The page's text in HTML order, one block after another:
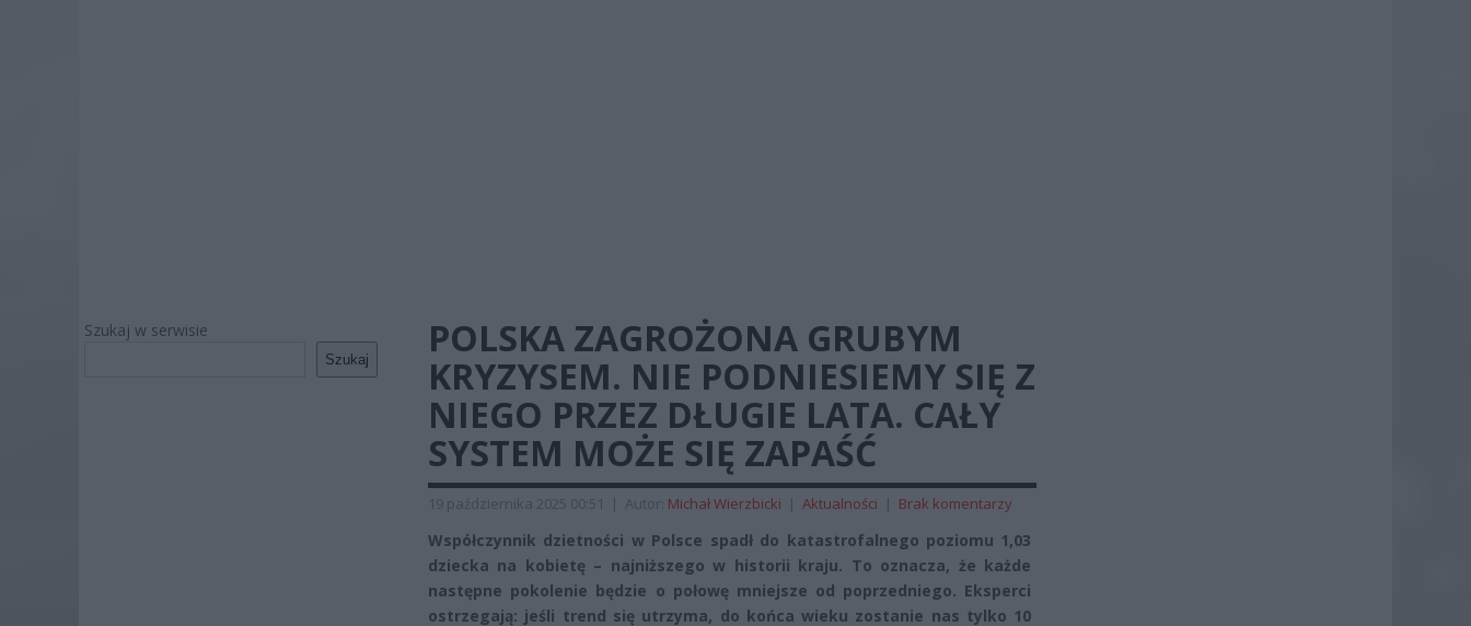
Szukaj w serwisie
Szukaj
POLSKA ZAGROŻONA GRUBYM
KRYZYSEM. NIE PODNIESIEMY SIĘ Z
NIEGO PRZEZ DŁUGIE LATA. CAŁY
SYSTEM MOŻE SIĘ ZAPAŚĆ
19 października 2025 00:51 | Autor: Michał Wierzbicki | Aktualności | Brak komentarzy
Współczynnik dzietności w Polsce spadł do katastrofalnego poziomu 1,03
dziecka na kobietę – najniższego w historii kraju. To oznacza, że każde
następne pokolenie będzie o połowę mniejsze od poprzedniego. Eksperci
ostrzegają: jeśli trend się utrzyma, do końca wieku zostanie nas tylko 10